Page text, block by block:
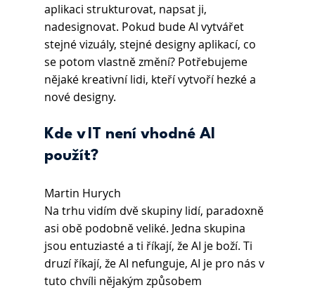
aplikaci strukturovat, napsat ji,
nadesignovat. Pokud bude AI vytvářet
stejné vizuály, stejné designy aplikací, co
se potom vlastně změní? Potřebujeme
nějaké kreativní lidi, kteří vytvoří hezké a
nové designy.
Kde v IT není vhodné AI
použít?
Martin Hurych
Na trhu vidím dvě skupiny lidí, paradoxně
asi obě podobně veliké. Jedna skupina
jsou entuziasté a ti říkají, že AI je boží. Ti
druzí říkají, že AI nefunguje, AI je pro nás v
tuto chvíli nějakým způsobem